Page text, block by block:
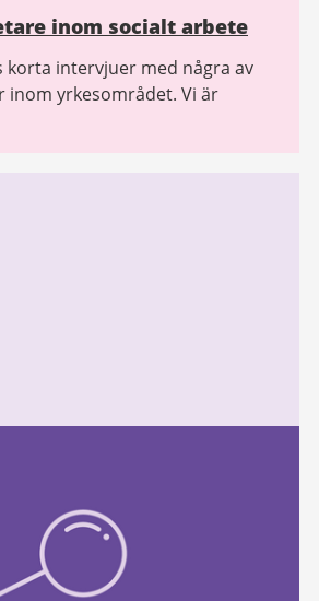
inom socialt arbete
korta intervjuer med några av
inom yrkesområdet. Vi är